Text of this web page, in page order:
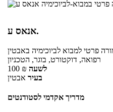
אנאס ע.
פרטי למבוא לביוכימיה באבטין
רפואה, דוקטורט, בוגר, הטכניון
100 ₪ לשעה
בעיר אבטין
מדריך אקדמי לסטודנטים